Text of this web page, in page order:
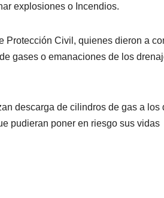
explosiones o Incendios.
Civil, quienes dieron a
gases o emanaciones de los
descarga de cilindros de gas a
pudieran poner en riesgo sus vidas